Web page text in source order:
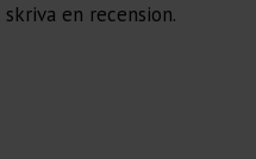
en recension.